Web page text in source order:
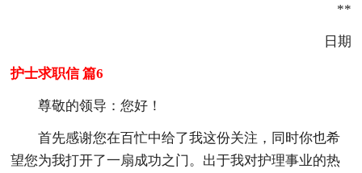
**
日期
护士求职信 篇6
尊敬的领导：您好！
首先感谢您在百忙中给了我这份关注，同时你也希
望您为我打开了一扇成功之门。出于我对护理事业的热